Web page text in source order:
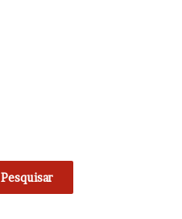
Pesquisar